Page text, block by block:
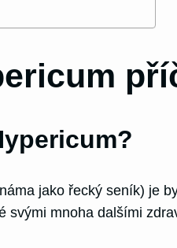
jako řecký seník) je
svými mnoha dalšími